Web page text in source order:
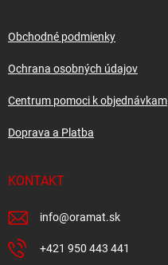
Obchodné podmienky
Ochrana osobných údajov
Centrum pomoci k objednávkam
Doprava a Platba
KONTAKT
info@oramat.sk
+421 950 443 441